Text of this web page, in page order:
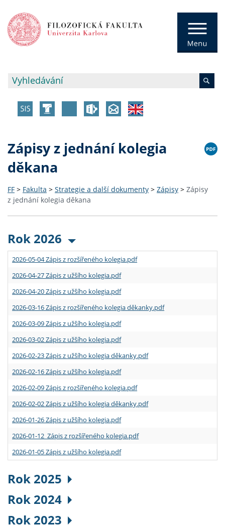
Zápisy z jednání kolegia
děkana
FF > Fakulta > Strategie a další dokumenty > Zápisy > Zápisy
z jednání kolegia děkana
Rok 2026
2026-05-04 Zápis z rozšířeného kolegia.pdf
2026-04-27 Zápis z užšího kolegia.pdf
2026-04-20 Zápis z užšího kolegia.pdf
2026-03-16 Zápis z rozšířeného kolegia děkanky.pdf
2026-03-09 Zápis z užšího kolegia.pdf
2026-03-02 Zápis z užšího kolegia.pdf
2026-02-23 Zápis z užšího kolegia děkanky.pdf
2026-02-16 Zápis z užšího kolegia.pdf
2026-02-09 Zápis z rozšířeného kolegia.pdf
2026-02-02 Zápis z užšího kolegia děkanky.pdf
2026-01-26 Zápis z užšího kolegia.pdf
2026-01-12 Zápis z rozšířeného kolegia.pdf
2026-01-05 Zápis z užšího kolegia.pdf
Rok 2025
Rok 2024
Rok 2023